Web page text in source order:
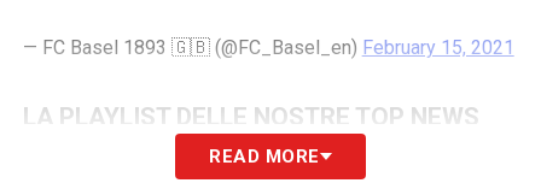
— FC Basel 1893 🇬🇧 (@FC_Basel_en) February 15, 2021
LA PLAYLIST DELLE NOSTRE TOP NEWS
READ MORE